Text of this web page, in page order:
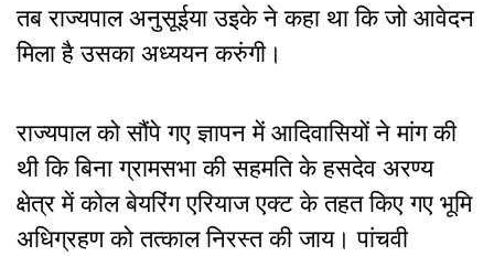
तब राज्यपाल अनुसूईया उइके ने कहा था कि जो आवेदन
मिला है उसका अध्ययन करुंगी।
राज्यपाल को सौंपे गए ज्ञापन में आदिवासियों ने मांग की
थी कि बिना ग्रामसभा की सहमति के हसदेव अरण्य
क्षेत्र में कोल बेयरिंग एरियाज एक्ट के तहत किए गए भूमि
अधिग्रहण को तत्काल निरस्त की जाय। पांचवी